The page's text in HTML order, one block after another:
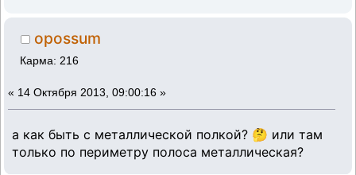
opossum
Карма: 216
« 14 Октября 2013, 09:00:16 »
а как быть с металлической полкой? 🤔 или там
только по периметру полоса металлическая?